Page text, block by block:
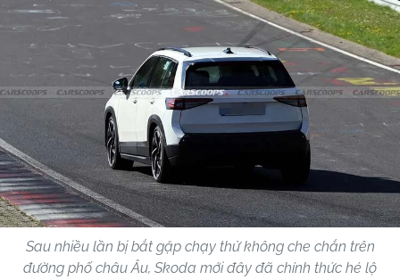
Sau nhiều lần bị bắt gặp chạy thử không che chắn trên
đường phố châu Âu, Skoda mới đây đã chính thức hé lộ